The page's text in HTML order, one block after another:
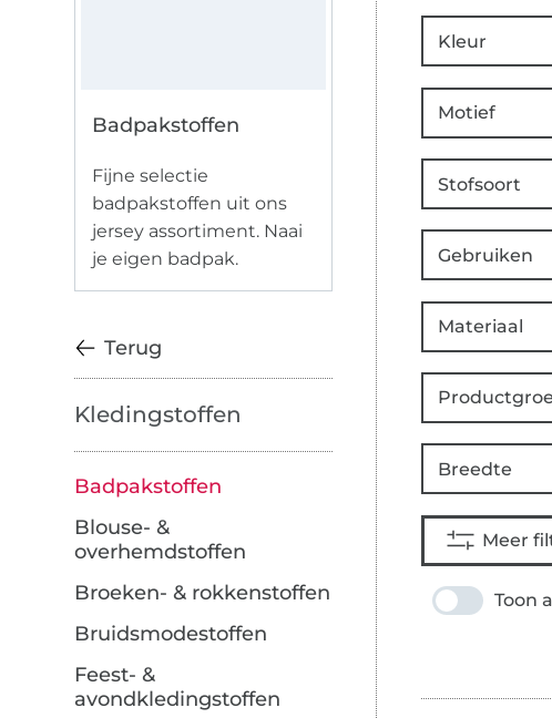
Badpakstoffen
Fijne selectie
badpakstoffen uit ons
jersey assortiment. Naai
je eigen badpak.
Terug
Kledingstoffen
Badpakstoffen
Blouse- &
overhemdstoffen
Broeken- & rokkenstoffen
Bruidsmodestoffen
Feest- &
avondkledingstoffen
Kleur
Motief
Stofsoort
Gebruiken
Materiaal
Breedte
Meer
Toon